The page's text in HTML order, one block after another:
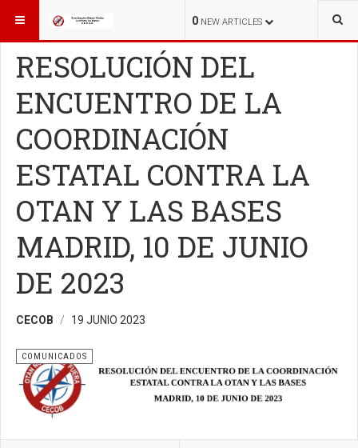
0 NEW ARTICLES
ESTÁ AQUÍ: INICIO COMUNICADOS
RESOLUCIÓN DEL
ENCUENTRO DE LA
COORDINACIÓN
ESTATAL CONTRA LA
OTAN Y LAS BASES
MADRID, 10 DE JUNIO
DE 2023
CECOB 19 JUNIO 2023
COMUNICADOS